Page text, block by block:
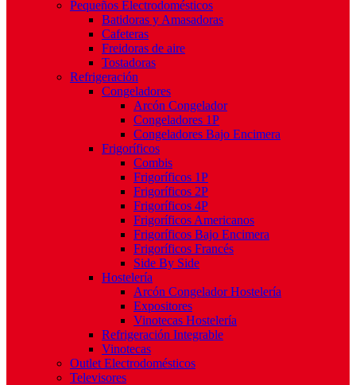
Pequeños Electrodomésticos
Batidoras y Amasadoras
Cafeteras
Freidoras de aire
Tostadoras
Refrigeración
Congeladores
Arcón Congelador
Congeladores 1P
Congeladores Bajo Encimera
Frigoríficos
Combis
Frigoríficos 1P
Frigoríficos 2P
Frigoríficos 4P
Frigoríficos Americanos
Frigoríficos Bajo Encimera
Frigoríficos Francés
Side By Side
Hostelería
Arcón Congelador Hostelería
Expositores
Vinotecas Hostelería
Refrigeración Integrable
Vinotecas
Outlet Electrodomésticos
Televisores